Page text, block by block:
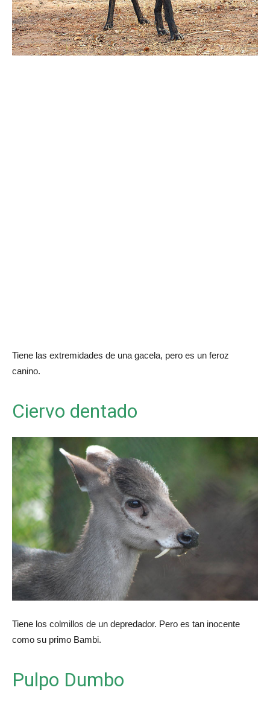
Tiene las extremidades de una gacela, pero es un feroz
canino.
Ciervo dentado
Tiene los colmillos de un depredador. Pero es tan inocente
como su primo Bambi.
Pulpo Dumbo